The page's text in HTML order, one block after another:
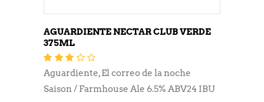
AGUARDIENTE NECTAR CLUB VERDE
375ML
de 5
Aguardiente,El correo de la noche
Saison / Farmhouse Ale 6.5% ABV24 IBU